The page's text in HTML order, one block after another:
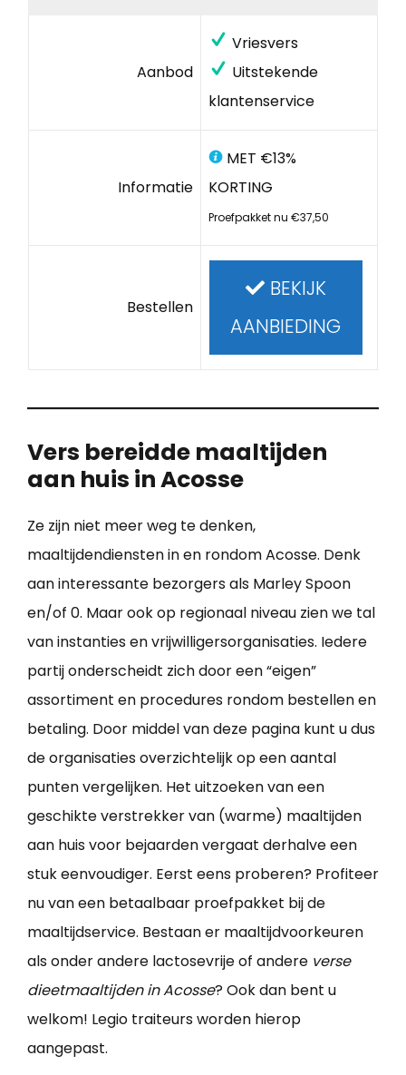
Aanbod
Vriesvers
Uitstekende
klantenservice
Informatie
MET €13%
KORTING
Proefpakket nu €37,50
Bestellen
BEKIJK
AANBIEDING
Vers bereidde maaltijden
aan huis in Acosse
Ze zijn niet meer weg te denken,
maaltijdendiensten in en rondom Acosse. Denk
aan interessante bezorgers als Marley Spoon
en/of 0. Maar ook op regionaal niveau zien we tal
van instanties en vrijwilligersorganisaties. Iedere
partij onderscheidt zich door een “eigen”
assortiment en procedures rondom bestellen en
betaling. Door middel van deze pagina kunt u dus
de organisaties overzichtelijk op een aantal
punten vergelijken. Het uitzoeken van een
geschikte verstrekker van (warme) maaltijden
aan huis voor bejaarden vergaat derhalve een
stuk eenvoudiger. Eerst eens proberen? Profiteer
nu van een betaalbaar proefpakket bij de
maaltijdservice. Bestaan er maaltijdvoorkeuren
als onder andere lactosevrije of andere verse
dieetmaaltijden in Acosse? Ook dan bent u
welkom! Legio traiteurs worden hierop
aangepast.